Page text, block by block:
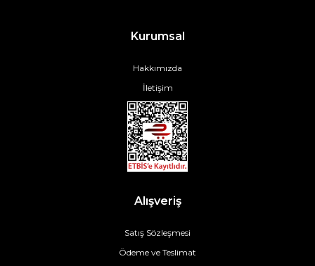
Kurumsal
Hakkımızda
İletişim
Alışveriş
Satış Sözleşmesi
Ödeme ve Teslimat